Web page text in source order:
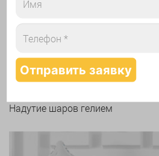
Надутие шаров гелием